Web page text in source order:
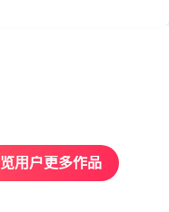
用户更多作品